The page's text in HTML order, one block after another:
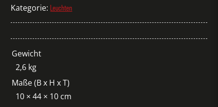
Kategorie:Leuchten
Gewicht
2,6 kg
Maße (B x H x T)
10 × 44 × 10 cm